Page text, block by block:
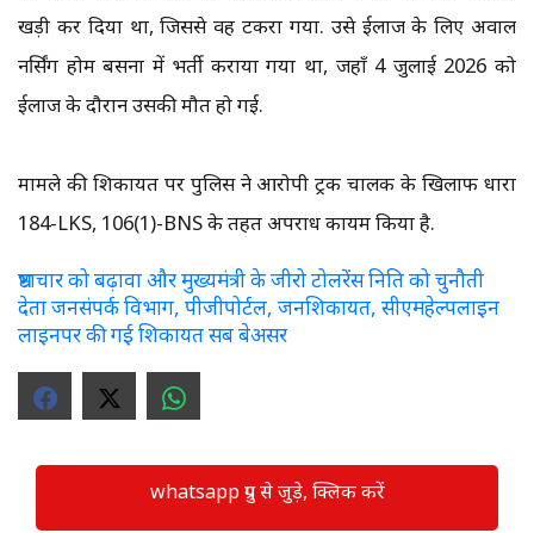
खड़ी कर दिया था, जिससे वह टकरा गया. उसे ईलाज के लिए अग्रवाल
नर्सिंग होम बसना में भर्ती कराया गया था, जहाँ 4 जुलाई 2026 को
ईलाज के दौरान उसकी मौत हो गई.
मामले की शिकायत पर पुलिस ने आरोपी ट्रक चालक के खिलाफ धारा
184-LKS, 106(1)-BNS के तहत अपराध कायम किया है.
भ्रष्टाचार को बढ़ावा और मुख्यमंत्री के जीरो टोलरेंस निति को चुनौती
देता जनसंपर्क विभाग, पीजीपोर्टल, जनशिकायत, सीएमहेल्पलाइन
लाइनपर की गई शिकायत सब बेअसर
whatsapp ग्रुप से जुड़े, क्लिक करें